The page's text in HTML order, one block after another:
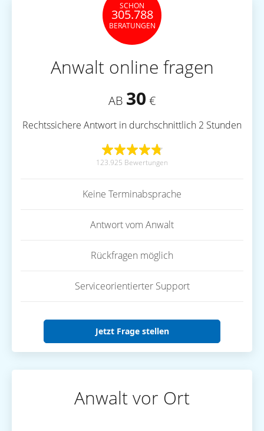
SCHON
305.788
BERATUNGEN
Anwalt online fragen
AB 30 €
Rechtssichere Antwort in durchschnittlich 2 Stunden
123.925 Bewertungen
Keine Terminabsprache
Antwort vom Anwalt
Rückfragen möglich
Serviceorientierter Support
Jetzt Frage stellen
Anwalt vor Ort